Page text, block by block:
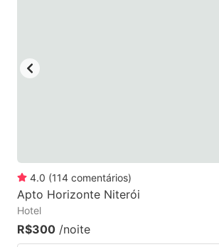
4.0 (114 comentários)
Apto Horizonte Niterói
Hotel
R$300 /noite